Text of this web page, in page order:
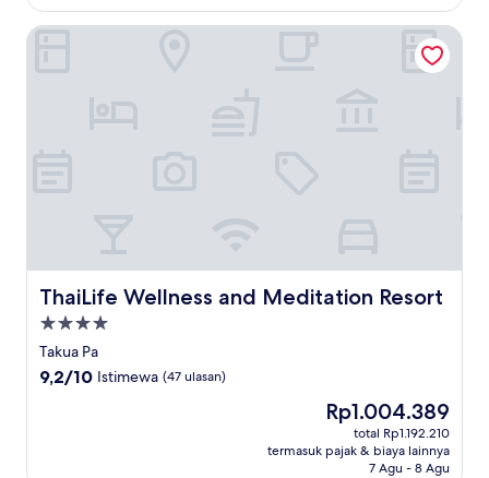
ThaiLife Wellness and Meditation Resort
ThaiLife Wellness and Meditation Resort
Properti
bintang
4.0
Takua Pa
9.2
9,2/10 Istimewa (47 ulasan)
Harga
sekarang
Rp1.004.389
Rp1.004.389
total Rp1.192.210
termasuk pajak & biaya lainnya
7 Agu - 8 Agu
ThaiLife Wellness and Meditation Resort